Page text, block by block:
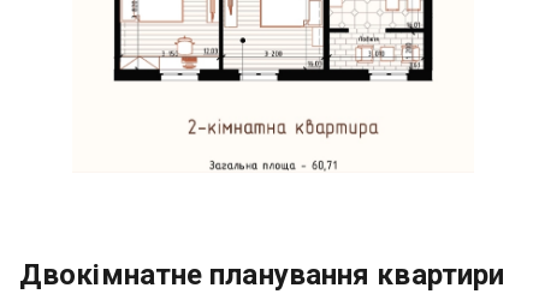
Двокімнатне планування квартири